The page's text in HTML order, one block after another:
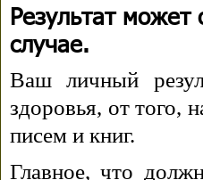
Результат
случае.
Ваш личный
здоровья, от того,
писем и книг.
Главное, что